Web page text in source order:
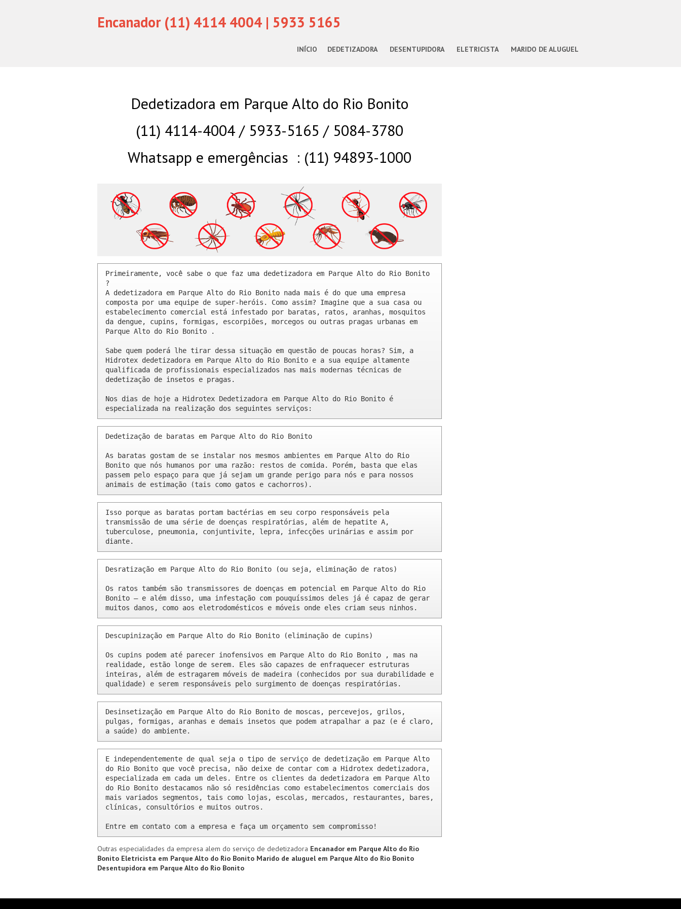
Encanador (11) 4114 4004 | 5933 5165
INÍCIO DEDETIZADORA DESENTUPIDORA ELETRICISTA MARIDO DE ALUGUEL
Dedetizadora em Parque Alto do Rio Bonito
(11) 4114-4004 / 5933-5165 / 5084-3780
Whatsapp e emergências : (11) 94893-1000
Primeiramente, você sabe o que faz uma dedetizadora em Parque Alto do Rio Bonito
?
A dedetizadora em Parque Alto do Rio Bonito nada mais é do que uma empresa
composta por uma equipe de super-heróis. Como assim? Imagine que a sua casa ou
estabelecimento comercial está infestado por baratas, ratos, aranhas, mosquitos
da dengue, cupins, formigas, escorpiões, morcegos ou outras pragas urbanas em
Parque Alto do Rio Bonito .
Sabe quem poderá lhe tirar dessa situação em questão de poucas horas? Sim, a
Hidrotex dedetizadora em Parque Alto do Rio Bonito e a sua equipe altamente
qualificada de profissionais especializados nas mais modernas técnicas de
dedetização de insetos e pragas.
Nos dias de hoje a Hidrotex Dedetizadora em Parque Alto do Rio Bonito é
especializada na realização dos seguintes serviços:
Dedetização de baratas em Parque Alto do Rio Bonito
As baratas gostam de se instalar nos mesmos ambientes em Parque Alto do Rio
Bonito que nós humanos por uma razão: restos de comida. Porém, basta que elas
passem pelo espaço para que já sejam um grande perigo para nós e para nossos
animais de estimação (tais como gatos e cachorros).
Isso porque as baratas portam bactérias em seu corpo responsáveis pela
transmissão de uma série de doenças respiratórias, além de hepatite A,
tuberculose, pneumonia, conjuntivite, lepra, infecções urinárias e assim por
diante.
Desratização em Parque Alto do Rio Bonito (ou seja, eliminação de ratos)
Os ratos também são transmissores de doenças em potencial em Parque Alto do Rio
Bonito – e além disso, uma infestação com pouquíssimos deles já é capaz de gerar
muitos danos, como aos eletrodomésticos e móveis onde eles criam seus ninhos.
Descupinização em Parque Alto do Rio Bonito (eliminação de cupins)
Os cupins podem até parecer inofensivos em Parque Alto do Rio Bonito , mas na
realidade, estão longe de serem. Eles são capazes de enfraquecer estruturas
inteiras, além de estragarem móveis de madeira (conhecidos por sua durabilidade e
qualidade) e serem responsáveis pelo surgimento de doenças respiratórias.
Desinsetização em Parque Alto do Rio Bonito de moscas, percevejos, grilos,
pulgas, formigas, aranhas e demais insetos que podem atrapalhar a paz (e é claro,
a saúde) do ambiente.
E independentemente de qual seja o tipo de serviço de dedetização em Parque Alto
do Rio Bonito que você precisa, não deixe de contar com a Hidrotex dedetizadora,
especializada em cada um deles. Entre os clientes da dedetizadora em Parque Alto
do Rio Bonito destacamos não só residências como estabelecimentos comerciais dos
mais variados segmentos, tais como lojas, escolas, mercados, restaurantes, bares,
clínicas, consultórios e muitos outros.
Entre em contato com a empresa e faça um orçamento sem compromisso!
Outras especialidades da empresa alem do serviço de dedetizadora Encanador em Parque Alto do Rio
Bonito Eletricista em Parque Alto do Rio Bonito Marido de aluguel em Parque Alto do Rio Bonito
Desentupidora em Parque Alto do Rio Bonito